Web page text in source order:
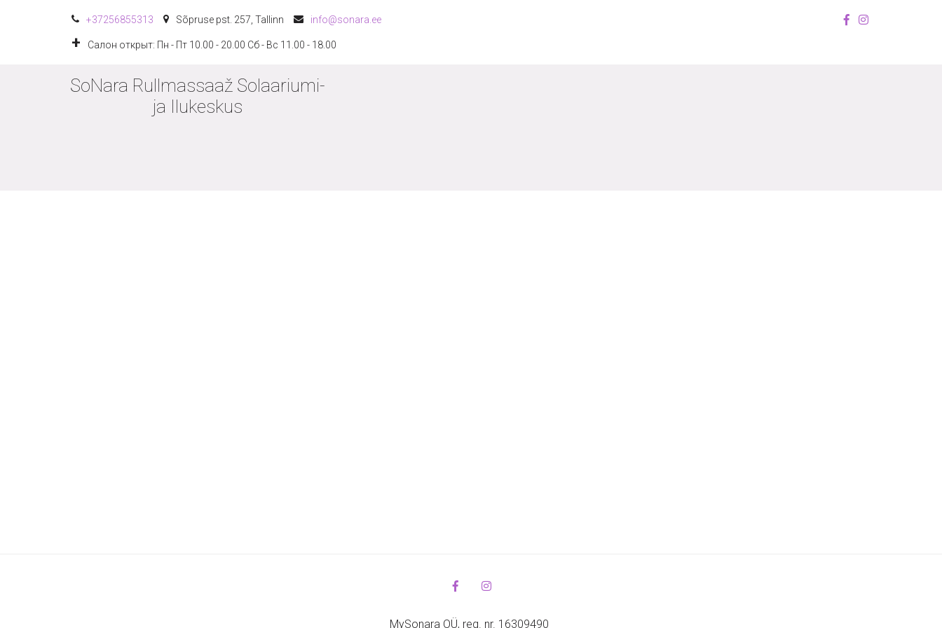
+37256855313 Sõpruse pst. 257 Tallinn info@sonara.ee
Салон открыт: Пн - Пт 10.00 - 20.00 Сб - Вс 11.00 - 18.00
SoNara Rullmassaaž Solaariumi-
ja Ilukeskus
MySonara OÜ, reg. nr. 16309490